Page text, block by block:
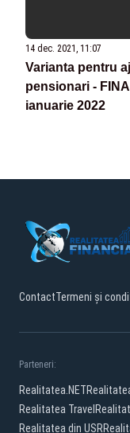
14 dec. 2021, 11:07
Varianta pentru
pensionari -
ianuarie 2022
ContactTermeni și
Parteneri:
Realitatea.NET
Realitatea Travel
Realitatea din USR